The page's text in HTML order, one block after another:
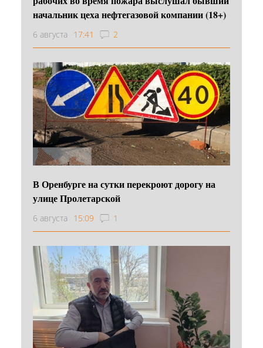
начальник цеха нефтегазовой компании (18+)
6 августа 17:41 2
В Оренбурге на сутки перекроют дорогу на
улице Пролетарской
6 августа 15:09 1